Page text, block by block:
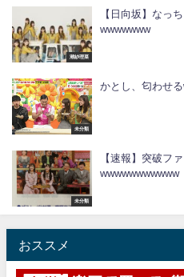
潮紗理菜
【日向坂】なっ
wwwwwww
未分類
かとし、匂わせ
未分類
【速報】突破フ
wwwwwwwwwww
おススメ